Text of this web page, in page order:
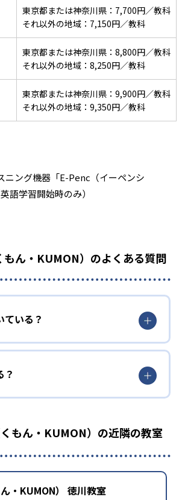
東京都または神奈川県：7,700円／教科
それ以外の地域：7,150円／教科
東京都または神奈川県：8,800円／教科
それ以外の地域：8,250円／教科
東京都または神奈川県：9,900円／教科
それ以外の地域：9,350円／教科
ング機器「E-Penc（イーペンシ
語学習開始時のみ）
もん・KUMON）のよくある質問
ている？
？
もん・KUMON）の近隣の教室
・KUMON） 徳川教室